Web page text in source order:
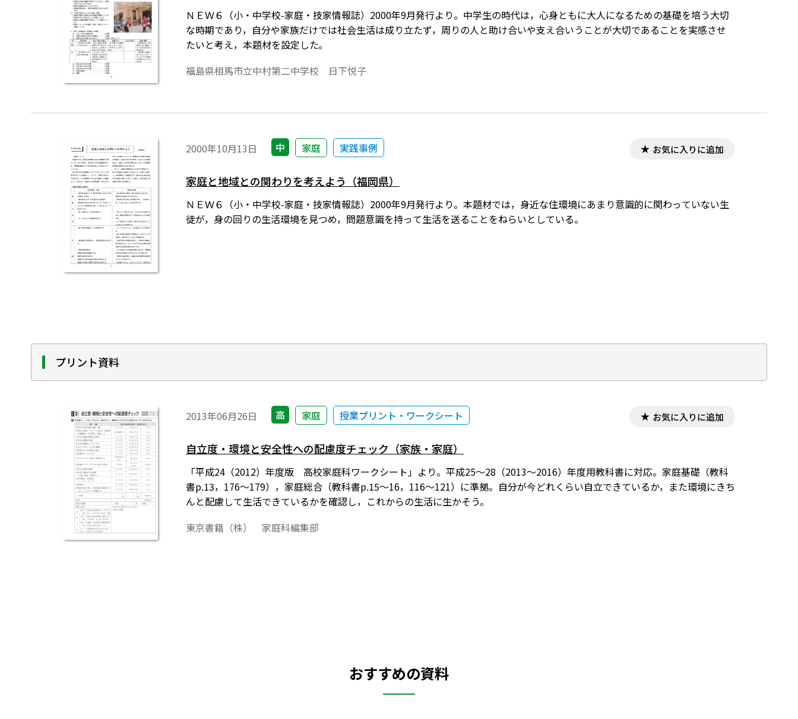
ＮＥＷ６（小・中学校-家庭・技家情報誌）2000年9月発行より。中学生の時代は，心身ともに大人になるための基礎を培う大切
な時期であり，自分や家族だけでは社会生活は成り立たず，周りの人と助け合いや支え合いうことが大切であることを実感させ
たいと考え，本題材を設定した｡
福島県相馬市立中村第二中学校 日下悦子
2000年10月13日 中 家庭 実践事例 お気に入りに追加
家庭と地域との関わりを考えよう（福岡県）
ＮＥＷ６（小・中学校-家庭・技家情報誌）2000年9月発行より。本題材では，身近な住環境にあまり意識的に関わっていない生
徒が，身の回りの生活環境を見つめ，問題意識を持って生活を送ることをねらいとしている。
プリント資料
2013年06月26日 高 家庭 授業プリント・ワークシート お気に入りに追加
自立度・環境と安全性への配慮度チェック（家族・家庭）
「平成24（2012）年度版 高校家庭科ワークシート」より。平成25～28（2013～2016）年度用教科書に対応。家庭基礎（教科
書p.13，176～179），家庭総合（教科書p.15～16，116～121）に準拠。自分が今どれくらい自立できているか，また環境にきち
んと配慮して生活できているかを確認し，これからの生活に生かそう。
東京書籍（株） 家庭科編集部
おすすめの資料